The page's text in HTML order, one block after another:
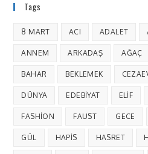
Tags
8 MART ACI ADALET
ANNEM ARKADAŞ AĞAÇ
BAHAR BEKLEMEK
DÜNYA EDEBIYAT ELIF
FASHION FAUST GECE
GÜL HAPIS HASRET